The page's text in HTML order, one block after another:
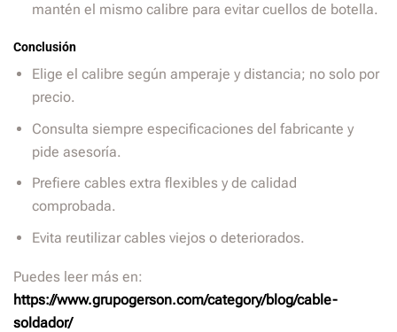
mantén el mismo calibre para evitar cuellos de botella.
Conclusión
Elige el calibre según amperaje y distancia; no solo por
precio.
Consulta siempre especificaciones del fabricante y
pide asesoría.
Prefiere cables extra flexibles y de calidad
comprobada.
Evita reutilizar cables viejos o deteriorados.
Puedes leer más en:
https://www.grupogerson.com/category/blog/cable-
soldador/